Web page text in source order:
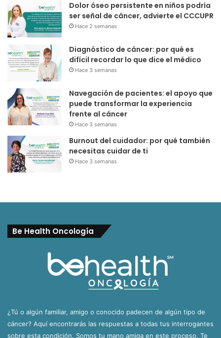
Dolor óseo persistente en niños podría
ser señal de cáncer, advierte el CCCUPR
Hace 2 semanas
Diagnóstico de cáncer: por qué es
difícil recordar lo que dice el médico
Hace 3 semanas
Navegación de pacientes: el apoyo que
puede transformar la experiencia
frente al cáncer
Hace 3 semanas
Burnout del cuidador: por qué también
necesitas cuidar de ti
Hace 3 semanas
Be Health Oncología
¿Tú o algún familiar, amigo o conocido padecen de algún tipo de
cáncer? Aquí encontrarás las respuestas a todas tus interrogantes
sobre esta condición. Somos tu mano amiga en este proceso. Te